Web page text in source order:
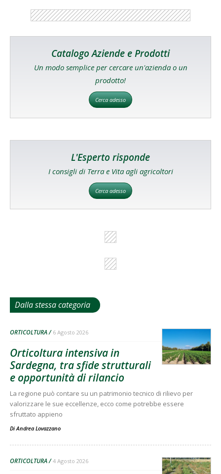
Catalogo Aziende e Prodotti
Un modo semplice per cercare un'azienda o un
prodotto!
Cerca adesso
L'Esperto risponde
I consigli di Terra e Vita agli agricoltori
Cerca adesso
Dalla stessa categoria
ORTICOLTURA 6 Agosto 2026
Orticoltura intensiva in
Sardegna, tra sfide strutturali
e opportunità di rilancio
La regione può contare su un patrimonio tecnico di rilievo per
valorizzare le sue eccellenze, ecco come potrebbe essere
sfruttato appieno
DiAndrea Lovazzano
ORTICOLTURA 4 Agosto 2026